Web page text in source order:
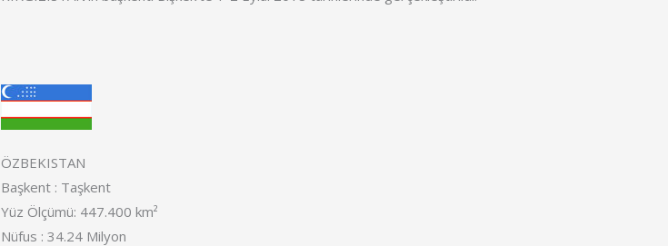
ÖZBEKISTAN
Başkent : Taşkent
Yüz Ölçümü: 447.400 km²
Nüfus : 34.24 Milyon